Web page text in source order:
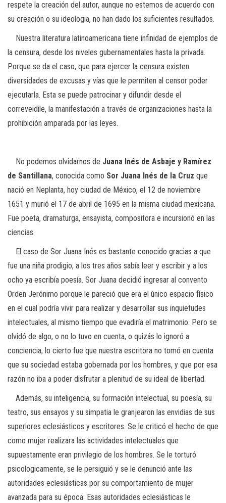
respete la creación del autor, aunque no estemos de acuerdo con
su creación o su ideologia, no han dado los suficientes resultados.
Nuestra literatura latinoamericana tiene infinidad de ejemplos de
la censura, desde los niveles gubernamentales hasta la privada.
Porque se da el caso, que para ejercer la censura existen
diversidades de excusas y vías que le permiten al censor poder
ejecutarla. Esta se puede patrocinar y difundir desde el
correveidile, la manifestación a través de organizaciones hasta la
prohibición amparada por las leyes.
No podemos olvidarnos de Juana Inés de Asbaje y Ramírez
de Santillana, conocida como Sor Juana Inés de la Cruz que
nació en Neplanta, hoy ciudad de México, el 12 de noviembre
1651 y murió el 17 de abril de 1695 en la misma ciudad mexicana.
Fue poeta, dramaturga, ensayista, compositora e incursionó en las
ciencias.
El caso de Sor Juana Inés es bastante conocido gracias a que
fue una niña prodigio, a los tres años sabía leer y escribir y a los
ocho ya escribía poesía. Sor Juana decidió ingresar al convento
Orden Jerónimo porque le pareció que era el único espacio físico
en el cual podría vivir para realizar y desarrollar sus inquietudes
intelectuales, al mismo tiempo que evadiría el matrimonio. Pero se
olvidó de algo, o no lo tuvo en cuenta, o quizás lo ignoró a
conciencia, lo cierto fue que nuestra escritora no tomó en cuenta
que su sociedad estaba gobernada por los hombres, y que por esa
razón no iba a poder disfrutar a plenitud de su ideal de libertad.
Además, su inteligencia, su formación intelectual, su poesía, su
teatro, sus ensayos y su simpatia le granjearon las envidias de sus
superiores eclesiásticos y escritores. Se le criticó el hecho de que
como mujer realizara las actividades intelectuales que
supuestamente eran privilegio de los hombres. Se le torturó
psicologicamente, se le persiguió y se le denunció ante las
autoridades eclesiásticas por su comportamiento de mujer
avanzada para su época. Esas autoridades eclesiásticas le